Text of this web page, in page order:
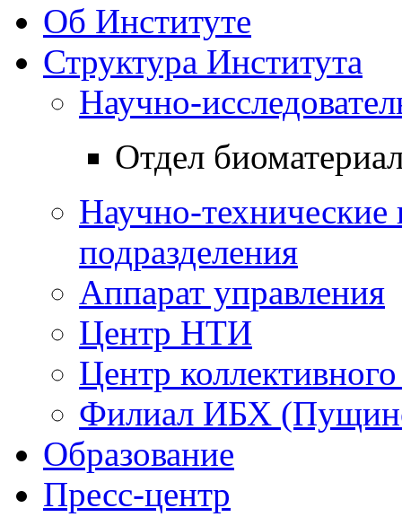
Об Институте
Структура Института
Научно-
Отдел
Научно-технические
подразделения
Аппарат управления
Центр НТИ
Центр
Филиал ИБХ
Образование
Пресс-центр